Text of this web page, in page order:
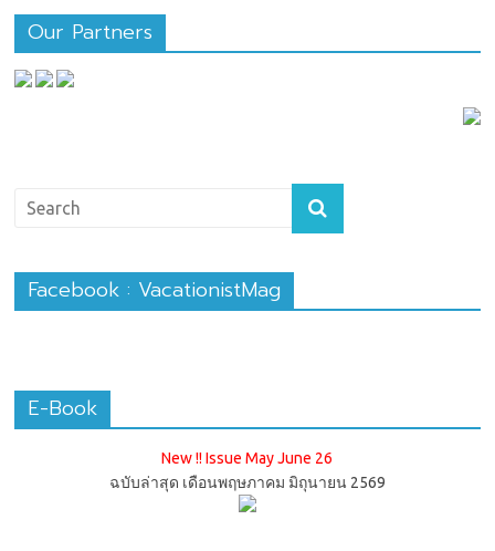
Our Partners
Facebook : VacationistMag
E-Book
New !! Issue May June 26
ฉบับล่าสุด เดือนพฤษภาคม มิถุนายน 2569